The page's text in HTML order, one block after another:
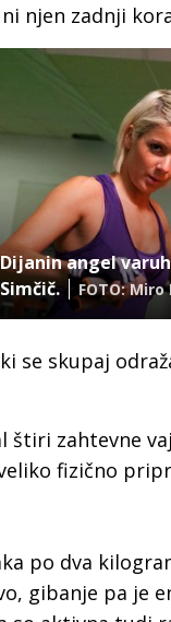
njen zadnji
Dijanin angel
Simčič.
FOTO:
se skupaj
štiri zahtevne
fizično
po dva
gibanje pa je